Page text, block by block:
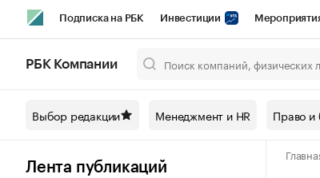
Подписка на РБК Инвестиции
Спецпроекты СПб Конференции СПб
Технологии и медиа Рынок
РБК Компании
Выбор редакции Менеджмент и HR Право и
Лента публикаций